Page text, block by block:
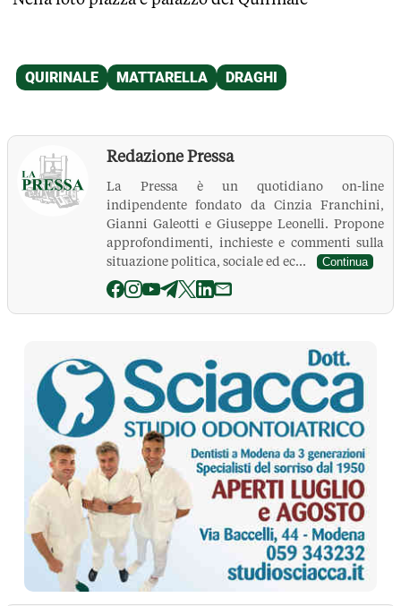
Redazione Pressa
La Pressa è un quotidiano on-line
indipendente fondato da Cinzia Franchini,
Gianni Galeotti e Giuseppe Leonelli. Propone
approfondimenti, inchieste e commenti sulla
situazione politica, sociale ed ec...
Continua